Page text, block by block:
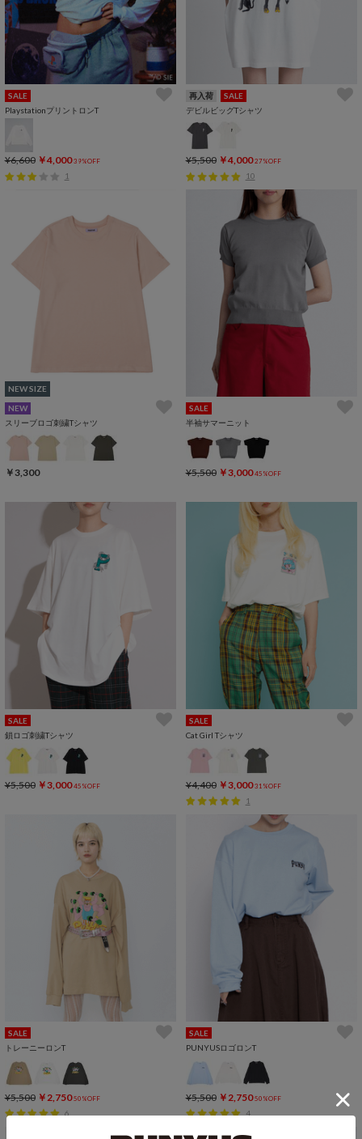
SALE
PlaystationプリントロンT
¥6,600 ￥4,000 39%OFF
1
再入荷
SALE
デビルビッグTシャツ
¥5,500 ￥4,000 27%OFF
10
NEW SIZE
NEW
スリーブロゴ刺繍Tシャツ
￥3,300
SALE
半袖サマーニット
¥5,500 ￥3,000 45%OFF
SALE
鎖ロゴ刺繍Tシャツ
¥5,500 ￥3,000 45%OFF
SALE
Cat Girl Tシャツ
¥4,400 ￥3,000 31%OFF
1
SALE
トレーニーロンT
¥5,500 ￥2,750 50%OFF
6
SALE
PUNYUSロゴロンT
¥5,500 ￥2,750 50%OFF
4